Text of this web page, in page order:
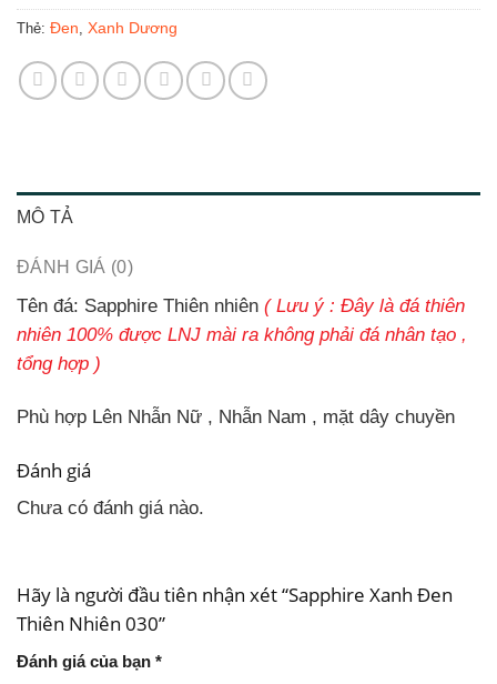
Thẻ: Đen, Xanh Dương
MÔ TẢ
ĐÁNH GIÁ (0)
Tên đá: Sapphire Thiên nhiên ( Lưu ý : Đây là đá thiên
nhiên 100% được LNJ mài ra không phải đá nhân tạo ,
tổng hợp )
Phù hợp Lên Nhẫn Nữ , Nhẫn Nam , mặt dây chuyền
Đánh giá
Chưa có đánh giá nào.
Hãy là người đầu tiên nhận xét “Sapphire Xanh Đen
Thiên Nhiên 030”
Đánh giá của bạn *